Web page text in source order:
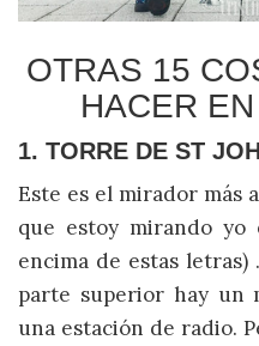
OTRAS 15
HACER
1. TORRE DE ST
Este es el mirador más
que estoy mirando
encima de estas letras)
parte superior hay un
una estación de radio.